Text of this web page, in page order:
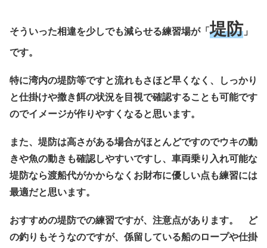
そういった相違を少しでも減らせる練習場が「堤防 」
です。
特に湾内の堤防等ですと流れもさほど早くなく、しっかり
と仕掛けや撒き餌の状況を目視で確認することも可能です
のでイメージが作りやすくなると思います。
また、堤防は高さがある場合がほとんどですのでウキの動
きや魚の動きも確認しやすいですし、車両乗り入れ可能な
堤防なら渡船代がかからなくお財布に優しい点も練習には
最適だと思います。
おすすめの堤防での練習ですが、注意点があります。 ど
の釣りもそうなのですが、係留している船のロープや仕掛